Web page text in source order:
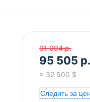
91 094 р.
95 505 р.
≈ 32 500 $
Следить за